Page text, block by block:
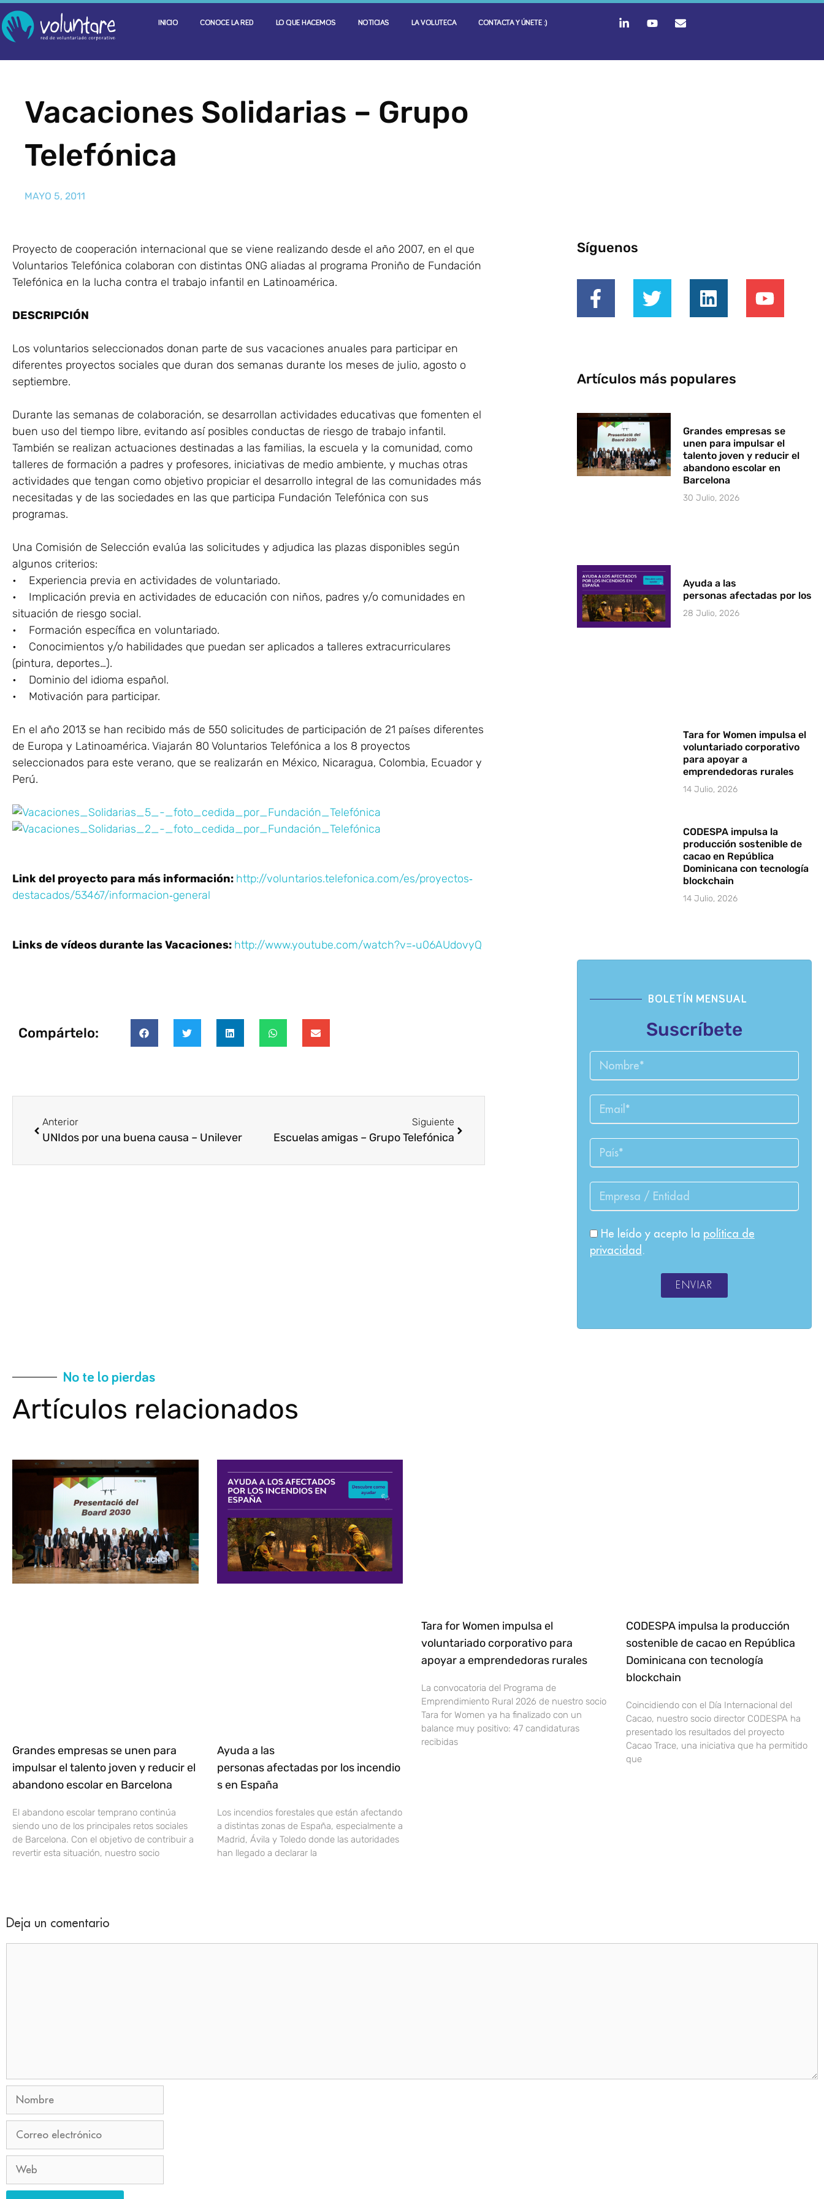
INICIO CONOCE LA RED LO QUE HACEMOS NOTICIAS LA VOLUTECA CONTACTA Y ÚNETE :)
Vacaciones Solidarias – Grupo
Telefónica
MAYO 5, 2011
Proyecto de cooperación internacional que se viene realizando desde el año 2007, en el que
Voluntarios Telefónica colaboran con distintas ONG aliadas al programa Proniño de Fundación
Telefónica en la lucha contra el trabajo infantil en Latinoamérica.
DESCRIPCIÓN
Los voluntarios seleccionados donan parte de sus vacaciones anuales para participar en
diferentes proyectos sociales que duran dos semanas durante los meses de julio, agosto o
septiembre.
Durante las semanas de colaboración, se desarrollan actividades educativas que fomenten el
buen uso del tiempo libre, evitando así posibles conductas de riesgo de trabajo infantil.
También se realizan actuaciones destinadas a las familias, la escuela y la comunidad, como
talleres de formación a padres y profesores, iniciativas de medio ambiente, y muchas otras
actividades que tengan como objetivo propiciar el desarrollo integral de las comunidades más
necesitadas y de las sociedades en las que participa Fundación Telefónica con sus
programas.
Una Comisión de Selección evalúa las solicitudes y adjudica las plazas disponibles según
algunos criterios:
• Experiencia previa en actividades de voluntariado.
• Implicación previa en actividades de educación con niños, padres y/o comunidades en
situación de riesgo social.
• Formación específica en voluntariado.
• Conocimientos y/o habilidades que puedan ser aplicados a talleres extracurriculares
(pintura, deportes…).
• Dominio del idioma español.
• Motivación para participar.
En el año 2013 se han recibido más de 550 solicitudes de participación de 21 países diferentes
de Europa y Latinoamérica. Viajarán 80 Voluntarios Telefónica a los 8 proyectos
seleccionados para este verano, que se realizarán en México, Nicaragua, Colombia, Ecuador y
Perú.
Link del proyecto para más información: http://voluntarios.telefonica.com/es/proyectos‐
destacados/53467/informacion‐general
Links de vídeos durante las Vacaciones: http://www.youtube.com/watch?v=‐u06AUdovyQ
Compártelo:
Anterior
UNIdos por una buena causa – Unilever
Siguiente
Escuelas amigas – Grupo Telefónica
Síguenos
Artículos más populares
Grandes empresas se
unen para impulsar el
talento joven y reducir el
abandono escolar en
Barcelona
30 Julio, 2026
Ayuda a las
personas afectadas por los
28 Julio, 2026
Tara for Women impulsa el
voluntariado corporativo
para apoyar a
emprendedoras rurales
14 Julio, 2026
CODESPA impulsa la
producción sostenible de
cacao en República
Dominicana con tecnología
blockchain
14 Julio, 2026
BOLETÍN MENSUAL
Suscríbete
He leído y acepto la política de
privacidad .
ENVIAR
No te lo pierdas
Artículos relacionados
Grandes empresas se unen para
impulsar el talento joven y reducir el
abandono escolar en Barcelona
El abandono escolar temprano continúa
siendo uno de los principales retos sociales
de Barcelona. Con el objetivo de contribuir a
revertir esta situación, nuestro socio
Ayuda a las
personas afectadas por los incendio
s en España
Los incendios forestales que están afectando
a distintas zonas de España, especialmente a
Madrid, Ávila y Toledo donde las autoridades
han llegado a declarar la
Tara for Women impulsa el
voluntariado corporativo para
apoyar a emprendedoras rurales
La convocatoria del Programa de
Emprendimiento Rural 2026 de nuestro socio
Tara for Women ya ha finalizado con un
balance muy positivo: 47 candidaturas
recibidas
CODESPA impulsa la producción
sostenible de cacao en República
Dominicana con tecnología
blockchain
Coincidiendo con el Día Internacional del
Cacao, nuestro socio director CODESPA ha
presentado los resultados del proyecto
Cacao Trace, una iniciativa que ha permitido
que
Deja un comentario